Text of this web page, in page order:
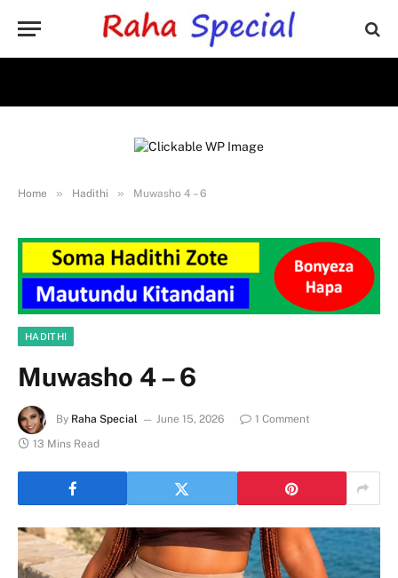
Home » Hadithi » Muwasho 4 – 6
HADITHI
Muwasho 4 – 6
By Raha Special June 15, 2026
1 Comment
13 Mins Read